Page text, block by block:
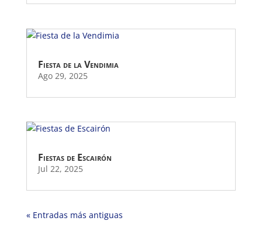
Fiesta de la Vendimia
Ago 29, 2025
Fiestas de Escairón
Jul 22, 2025
« Entradas más antiguas